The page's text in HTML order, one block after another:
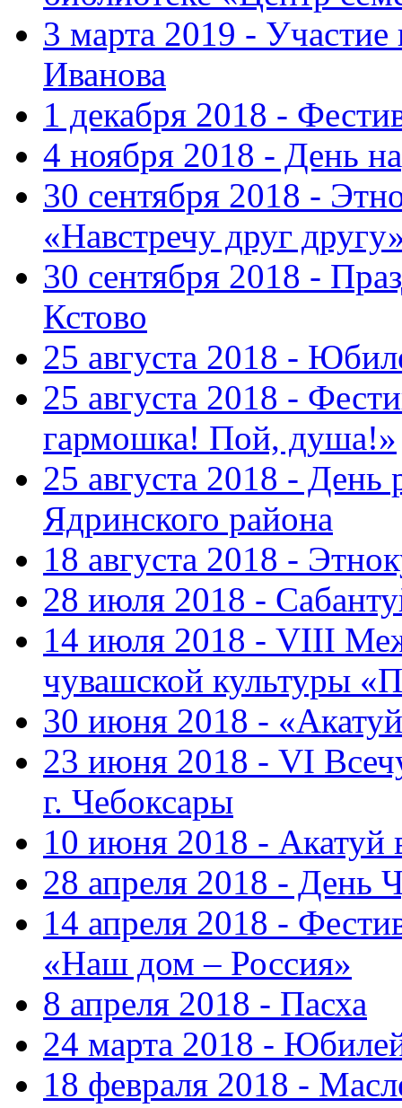
3 марта 2019 -
Иванова
1 декабря 2018 -
4 ноября 2018 - День
30 сентября 2018 -
«Навстречу друг
30 сентября 2018 -
Кстово
25 августа 2018 -
25 августа 2018 -
гармошка! Пой, душа!»
25 августа 2018 -
Ядринского района
18 августа 2018 -
28 июля 2018 -
14 июля 2018 - VIII
чувашской культуры
30 июня 2018 -
23 июня 2018 - VI
г. Чебоксары
10 июня 2018 - Акатуй
28 апреля 2018 - День
14 апреля 2018 -
«Наш дом – Россия»
8 апреля 2018 - Пасха
24 марта 2018 -
18 февраля 2018 -